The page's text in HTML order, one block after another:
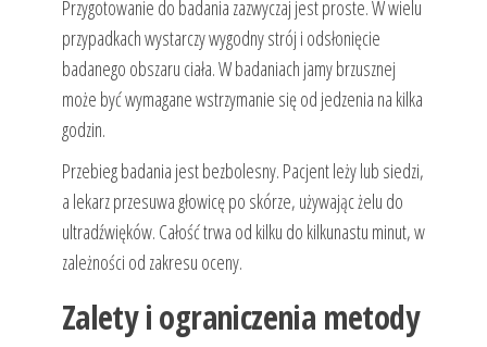
Przygotowanie do badania zazwyczaj jest proste. W wielu
przypadkach wystarczy wygodny strój i odsłonięcie
badanego obszaru ciała. W badaniach jamy brzusznej
może być wymagane wstrzymanie się od jedzenia na kilka
godzin.
Przebieg badania jest bezbolesny. Pacjent leży lub siedzi,
a lekarz przesuwa głowicę po skórze, używając żelu do
ultradźwięków. Całość trwa od kilku do kilkunastu minut, w
zależności od zakresu oceny.
Zalety i ograniczenia metody